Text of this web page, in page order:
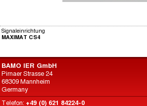
Signaleinrichtung
MAXIMAT CS4
BAMO IER GmbH
Pirnaer Strasse 24
68309 Mannheim
Germany
Telefon: +49 (0) 621 84224-0